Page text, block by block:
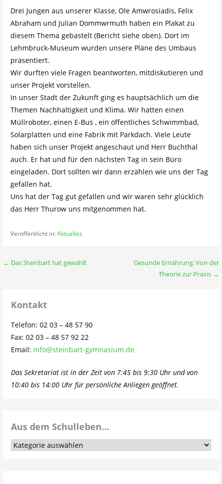
Drei Jungen aus unserer Klasse, Ole Amwrosiadis, Felix
Abraham und Julian Dommwrmuth haben ein Plakat zu
diesem Thema gebastelt (Bericht siehe oben). Dort im
Lehmbruck-Museum wurden unsere Pläne des Umbaus
präsentiert.
Wir durften viele Fragen beantworten, mitdiskutieren und
unser Projekt vorstellen.
In unser Stadt der Zukunft ging es hauptsächlich um die
Themen Nachhaltigkeit und Klima. Wir hatten einen
Müllroboter, einen E-Bus , ein öffentliches Schwimmbad,
Solarplatten und eine Fabrik mit Parkdach. Viele Leute
haben sich unser Projekt angeschaut und Herr Buchthal
auch. Er hat und für den nächsten Tag in sein Büro
eingeladen. Dort sollten wir dann erzählen wie uns der Tag
gefallen hat.
Uns hat der Tag gut gefallen und wir waren sehr glücklich
das Herr Thurow uns mitgenommen hat.
Veröffentlicht in:Aktuelles
Beitragsnavigation
← Das Steinbart hat gewählt
Gesunde Ernährung: Von der
Theorie zur Praxis →
Kontakt
Telefon: 02 03 – 48 57 90
Fax: 02 03 – 48 57 92 22
Email: info@steinbart-gymnasium.de
Das Sekretariat ist in der Zeit von 7:45 bis 9:30 Uhr und von
10:40 bis 14:00 Uhr für persönliche Anliegen geöffnet.
Aus dem Schulleben…
Aus